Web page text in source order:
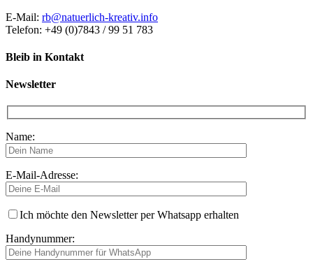
E-Mail: rb@natuerlich-kreativ.info
Telefon: +49 (0)7843 / 99 51 783
Bleib in Kontakt
Newsletter
Name:
E-Mail-Adresse:
Ich möchte den Newsletter per Whatsapp erhalten
Handynummer: